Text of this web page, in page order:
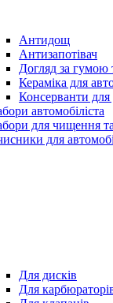
Антидощ
Антизапотівач
Догляд за гумою
Кераміка для
Консерванти для
автомобіліста
для чищення
для
Для дисків
Для